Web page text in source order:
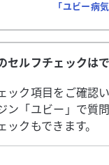
「ユビー病
セルフチェックは
ック項目をご確認
ン「ユビー」で質
ックもできます。